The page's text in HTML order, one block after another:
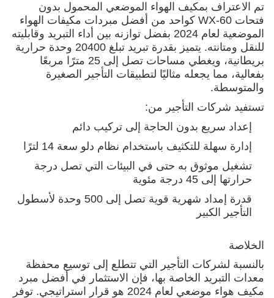
تم الاعتراف بمكيف الهواء الموضعي المحمول بدون
فتحات WX-60 كواحد من أفضل مبردات مكيفات الهواء
الموضعية لعام 2024 بفضل توازنه بين أداء التبريد وقابليته
للنقل ومتانته. يتميز بقدرة تبريد تبلغ 20400 وحدة حرارية
بريطانية، ويغطي مساحات تصل إلى 25 مترًا مربعًا
بفعالية، مما يجعله مثاليًا لتطبيقات التأجير الصغيرة
والمتوسطة.
تستفيد شركات التأجير من:
إعداد سريع بدون الحاجة إلى تركيب دائم
إدارة سهلة للتكثيف باستخدام نظام دلو سعة 14 لترًا
تشغيل موثوق به حتى في البيئات التي تصل درجة
حرارتها إلى 45 درجة مئوية
قدرة إمداد شهرية قوية تصل إلى 500 وحدة لأسطول
التأجير الكبير
الخلاصة
بالنسبة لشركات التأجير التي تتطلع إلى توسيع محفظة
معدات التبريد الخاصة بها، فإن الاستثمار في أفضل مبرد
مكيف هواء موضعي لعام 2024 هو قرار استراتيجي. توفر